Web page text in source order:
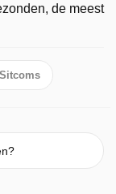
de meest
Sitcoms